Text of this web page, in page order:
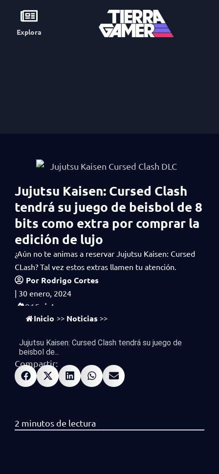
Explora
Jujutsu Kaisen: Cursed Clash
tendrá su juego de beisbol de 8
bits como extra por comprar la
edición de lujo
¿Aún no te animas a reservar Jujutsu Kaisen: Cursed
CLash? Tal vez estos extras llamen tu atención.
Por Rodrigo Cortes
| 30 enero, 2024
915 vistas
Inicio >> Noticias >>
Jujutsu Kaisen: Cursed Clash tendrá su juego de
beisbol de...
Compartir: